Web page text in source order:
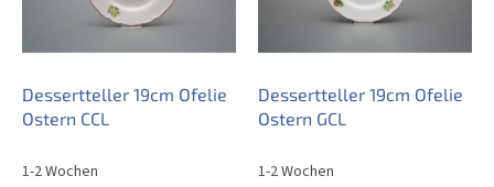
Dessertteller 19cm Ofelie
Ostern CCL
1-2 Wochen
Dessertteller 19cm Ofelie
Ostern GCL
1-2 Wochen